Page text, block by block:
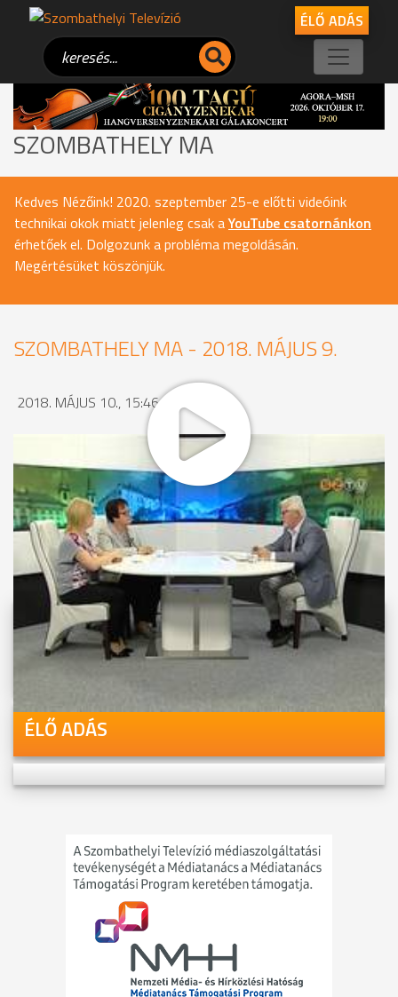
ÉLŐ ADÁS
SZOMBATHELY MA
Kedves Nézőink! 2020. szeptember 25-e előtti videóink
technikai okok miatt jelenleg csak aYouTube csatornánkon
érhetőek el. Dolgozunk a probléma megoldásán.
Megértésüket köszönjük.
SZOMBATHELY MA - 2018. MÁJUS 9.
2018. MÁJUS 10., 15:46
MEGOSZTÁS
Videóink megtekinthetőek
Youtube-csatornánkon is!
ÉLŐ ADÁS